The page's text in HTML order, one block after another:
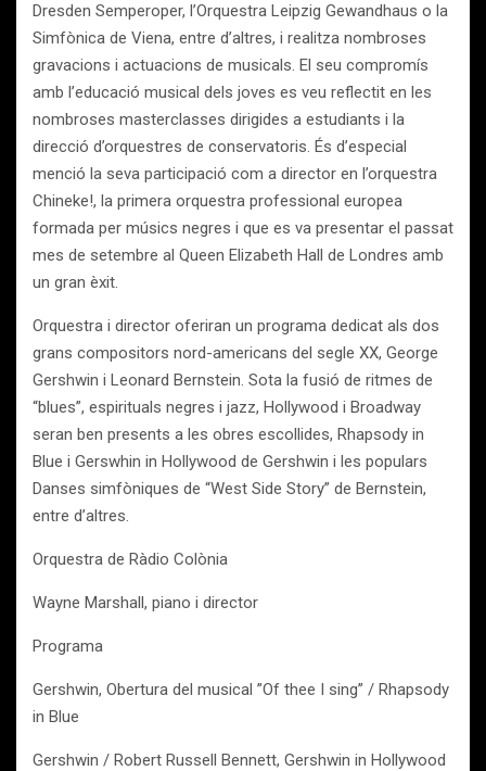
Dresden Semperoper, l’Orquestra Leipzig Gewandhaus o la
Simfònica de Viena, entre d’altres, i realitza nombroses
gravacions i actuacions de musicals. El seu compromís
amb l’educació musical dels joves es veu reflectit en les
nombroses masterclasses dirigides a estudiants i la
direcció d’orquestres de conservatoris. És d’especial
menció la seva participació com a director en l’orquestra
Chineke!, la primera orquestra professional europea
formada per músics negres i que es va presentar el passat
mes de setembre al Queen Elizabeth Hall de Londres amb
un gran èxit.
Orquestra i director oferiran un programa dedicat als dos
grans compositors nord-americans del segle XX, George
Gershwin i Leonard Bernstein. Sota la fusió de ritmes de
“blues”, espirituals negres i jazz, Hollywood i Broadway
seran ben presents a les obres escollides, Rhapsody in
Blue i Gerswhin in Hollywood de Gershwin i les populars
Danses simfòniques de “West Side Story” de Bernstein,
entre d’altres.
Orquestra de Ràdio Colònia
Wayne Marshall, piano i director
Programa
Gershwin, Obertura del musical ”Of thee I sing” / Rhapsody
in Blue
Gershwin / Robert Russell Bennett, Gershwin in Hollywood